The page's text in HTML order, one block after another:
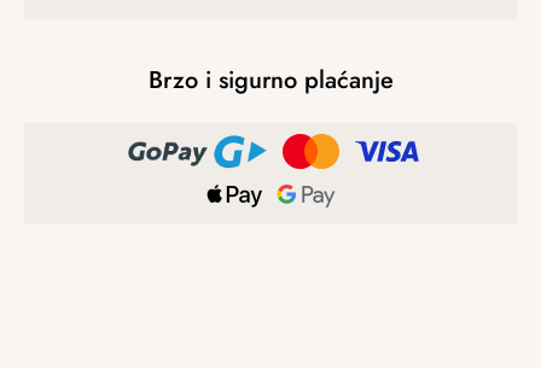
Brzo i sigurno plaćanje